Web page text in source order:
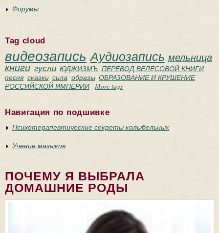
Форумы
Tag cloud
видеозапись Аудиозапись мельница
книги гусли ЮДЖИЗМЪ ПЕРЕВОД ВЕЛЕСОВОЙ КНИГИ
песня сказки сила образы ОБРАЗОВАНИЕ И КРУШЕНИЕ
РОССИЙСКОЙ ИМПЕРИИ More tags
Навигация по подшивке
Психотерапевтические секреты колыбельных
Учение мазыков
ПОЧЕМУ Я ВЫБРАЛА
ДОМАШНИЕ РОДЫ